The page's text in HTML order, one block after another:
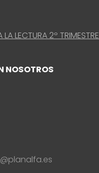
LECTURA 2º TRIMESTRE
NOSOTROS